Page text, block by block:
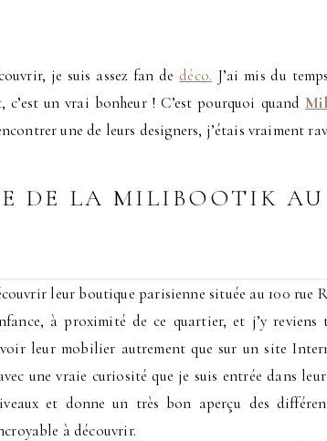
je suis assez fan de déco. J’ai mis du
c’est un vrai bonheur ! C’est pourquoi quand
une de leurs designers, j’étais vraiment
DE LA MILIBOOTIK AU
leur boutique parisienne située au 100 rue
à proximité de ce quartier, et j’y reviens
leur mobilier autrement que sur un site
une vraie curiosité que je suis entrée dans
et donne un très bon aperçu des
à découvrir.